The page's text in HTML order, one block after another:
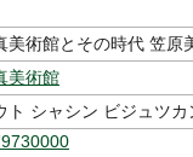
美術館とその時代 笠
美術館
ト シャシン ビジュツカ